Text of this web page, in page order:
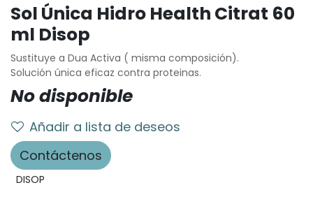
Sol Única Hidro Health Citrat 60
ml Disop
Sustituye a Dua Activa ( misma composición).
Solución única eficaz contra proteinas.
No disponible
Añadir a lista de deseos
Contáctenos
DISOP